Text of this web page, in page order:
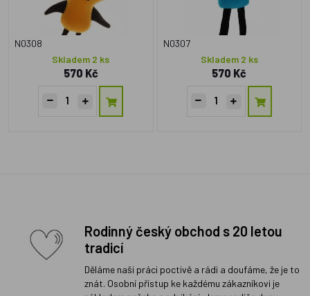
N0308
Skladem 2 ks
570 Kč
N0307
Skladem 2 ks
570 Kč
Rodinný český obchod s 20 letou
tradicí
Děláme naši práci poctivě a rádi a doufáme, že je to
znát. Osobní přístup ke každému zákazníkovi je